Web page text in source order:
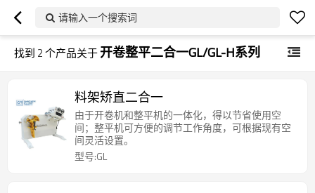
请输入一个搜索词
找到 2个产品关于开卷整平二合一GL/GL-H系列
料架矫直二合一
由于开卷机和整平机的一体化，得以节省使用空
间；整平机可方便的调节工作角度，可根据现有空
间灵活设置。
型号:GL